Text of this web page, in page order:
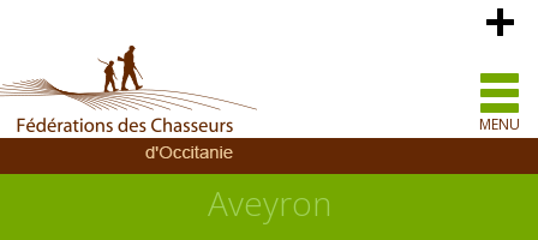
MENU
Aveyron